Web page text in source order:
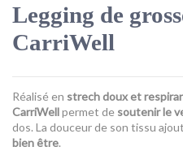
Legging de
CarriWell
Réalisé en strech doux et
CarriWellpermet de soutenir le
dos. La douceur de son tissu
bien être.